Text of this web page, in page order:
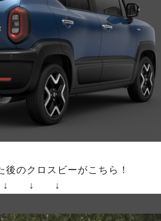
後のクロスビーがこちら！
↓ ↓ ↓